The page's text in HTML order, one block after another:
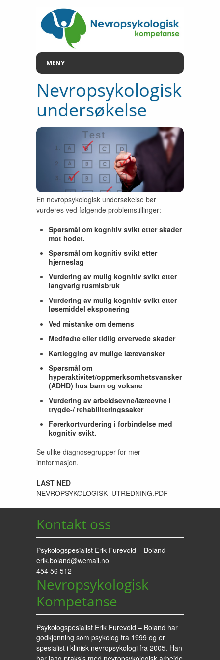
MENY
Nevropsykologisk
undersøkelse
En nevropsykologisk undersøkelse bør
vurderes ved følgende problemstillinger:
Spørsmål om kognitiv svikt etter skader
mot hodet.
Spørsmål om kognitiv svikt etter
hjerneslag
Vurdering av mulig kognitiv svikt etter
langvarig rusmisbruk
Vurdering av mulig kognitiv svikt etter
løsemiddel eksponering
Ved mistanke om demens
Medfødte eller tidlig ervervede skader
Kartlegging av mulige lærevansker
Spørsmål om
hyperaktivitet/oppmerksomhetsvansker
(ADHD) hos barn og voksne
Vurdering av arbeidsevne/læreevne i
trygde-/ rehabiliteringssaker
Førerkortvurdering i forbindelse med
kognitiv svikt.
Se ulike diagnosegrupper for mer
innformasjon.
LAST NED
NEVROPSYKOLOGISK_UTREDNING.PDF
Kontakt oss
Psykologspesialist Erik Furevold – Boland
erik.boland@wemail.no
454 56 512
Nevropsykologisk
Kompetanse
Psykologspesialist Erik Furevold – Boland har
godkjenning som psykolog fra 1999 og er
spesialist i klinisk nevropsykologi fra 2005. Han
har lang praksis med nevropsykologisk arbeide